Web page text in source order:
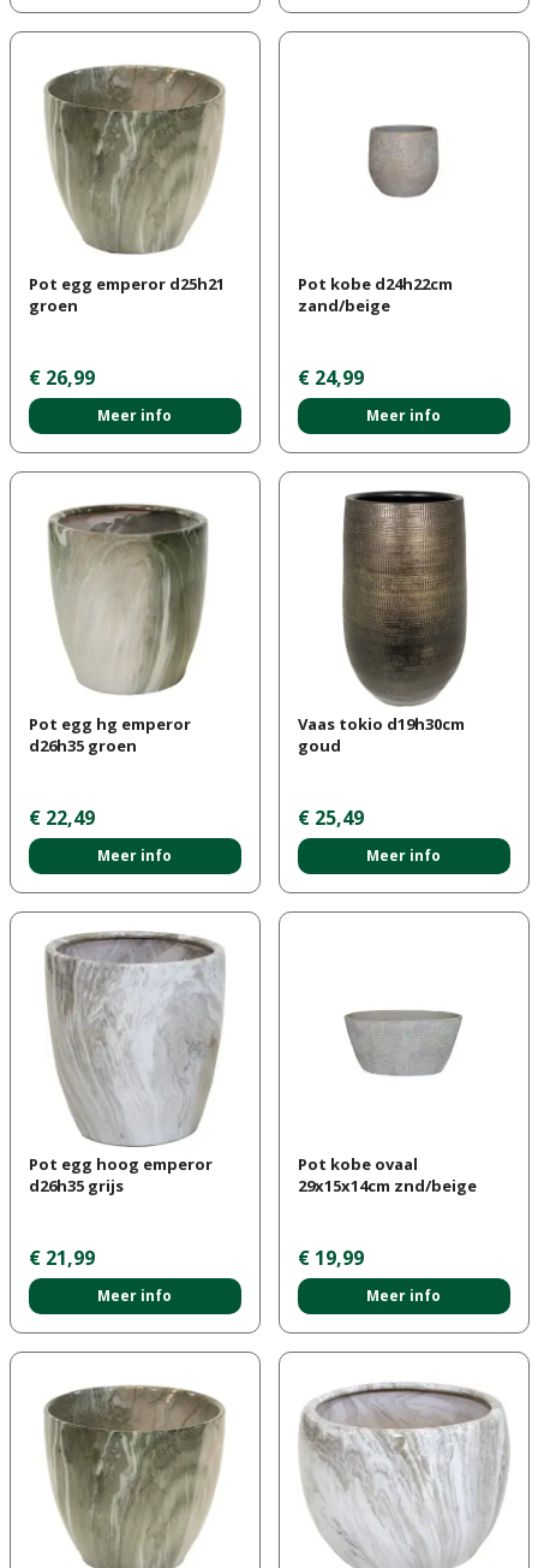
Pot egg emperor d25h21
groen
€ 26,99
Meer info
Pot kobe d24h22cm
zand/beige
€ 24,99
Meer info
Pot egg hg emperor
d26h35 groen
€ 22,49
Meer info
Vaas tokio d19h30cm
goud
€ 25,49
Meer info
Pot egg hoog emperor
d26h35 grijs
€ 21,99
Meer info
Pot kobe ovaal
29x15x14cm znd/beige
€ 19,99
Meer info